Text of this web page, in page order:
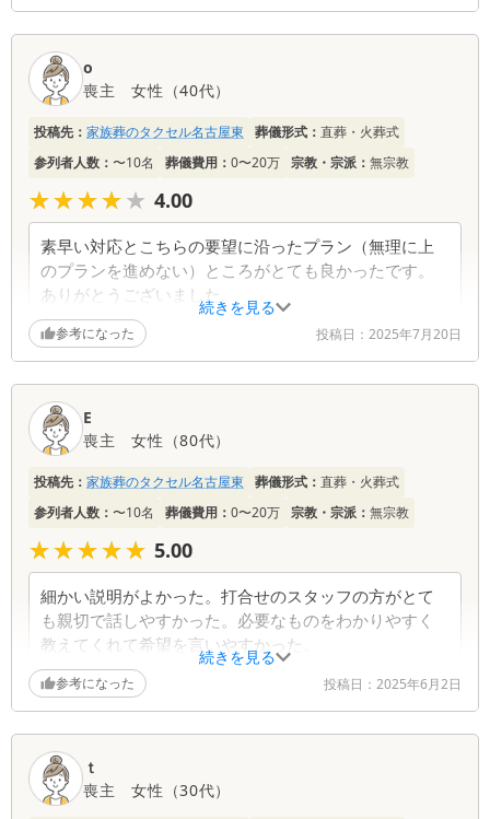
この度は、貴重なご意見をいただき誠にありがとう
きたこと、また斎場での距離感についてもご満足い
について、お一人で過ごす時間をご提供できたこと
も、少しでもお役に立てていたなら幸いです。 現
す。何かご不明な点などございましたら、どうぞお
気軽にご相談ください。
続きを見る
o
喪主
女性 （40代）
投稿先： 家族葬のタクセル名古屋東 葬儀形式： 直葬・火葬式
参列者人数： 〜10名 葬儀費用： 0〜20万 宗教・宗派： 無宗教
★★★★★
★★★★★ 4.00
素早い対応とこちらの要望に沿ったプラン（無理に上
のプランを進めない）ところがとても良かったです。
ありがとうございました。
葬儀社からの返信コメント
と、そしてご要望に沿ったプランをご提供できたこ
り添い、これからもご満足いただけるよう努めてま
いります。何かご不明な点などございましたら、ど
ます。
参考になった 投稿日： 2025年7月20日
続きを見る
E
喪主
女性 （80代）
投稿先： 家族葬のタクセル名古屋東 葬儀形式： 直葬・火葬式
参列者人数： 〜10名 葬儀費用： 0〜20万 宗教・宗派： 無宗教
★★★★★
★★★★★ 5.00
細かい説明がよかった。打合せのスタッフの方がとて
も親切で話しやすかった。必要なものをわかりやすく
教えてくれて希望を言いやすかった。
葬儀社からの返信コメント
や、親切な対応にご満足いただけたこと大変嬉しく
参考になった 投稿日： 2025年6月2日
ｔ
喪主
女性 （30代）